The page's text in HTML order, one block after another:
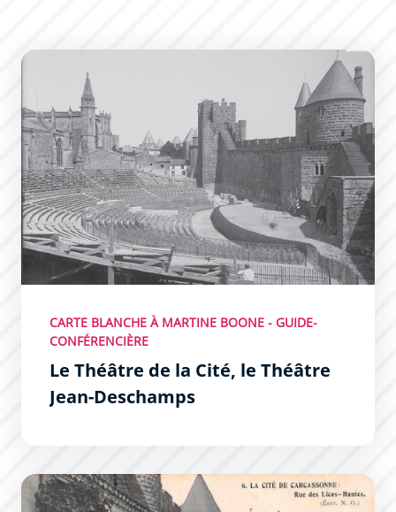
Le Théâtre de la Cité, le Théâtre Jean-Deschamps
CARTE BLANCHE À MARTINE BOONE - GUIDE-
CONFÉRENCIÈRE
Le Théâtre de la Cité, le Théâtre
Jean-Deschamps
La restauration de la Cité par Viollet-le-Duc :